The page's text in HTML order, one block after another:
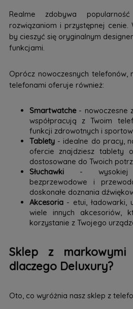
Realme zdobywa
rozwiązaniom i przystępnej cenie.
by cieszyć się oryginalnym
funkcjami.
Oprócz nowoczesnych telefonów,
telefonami oferuje również:
Smartwatche- nowoczesne
współpracują z Twoim
funkcji zdrowotnych i
Tablety- idealne do pracy,
ofercie znajdziesz tablety
dostosowane do Twoich
Słuchawki- wysokiej
bezprzewodowe i
doskonałe doznania
Akcesoria- etui, ładowarki,
wiele innych akcesoriów,
korzystanie z Twojego
Sklep z
dlaczego Deluxury?
Oto, co wyróżnia nasz sklep z